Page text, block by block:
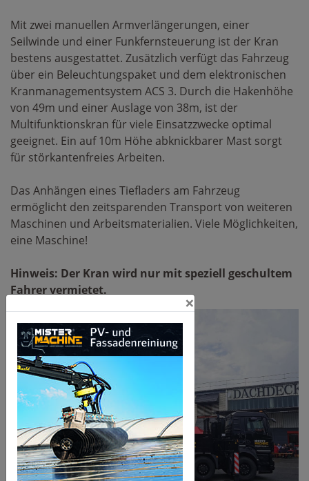
Mit zwei manuellen Armverlängerungen, einer
Seilwinde und einer Funkfernsteuerung ist der Kran
bestens ausgestattet. Zusätzlich verfügt das Fahrzeug
über ein Beleuchtungspaket und dem elektronischen
Kranmanagementsystem ACS 3. Durch die Hakenhöhe
von 49m und einer Auslage von 38m, ist der
Multifunktionskran für viele Einsatzzwecke optimal
geeignet. Ein auf 10m Höhe abknickbarer Mast sorgt
für störkantenfreies Arbeiten.
Das Anhängen eines Tiefladers am Fahrzeug
ermöglicht den zeitsparenden Transport von weiteren
Maschinen und Arbeitsmaterialien. Viele Möglichkeiten,
eine Maschine!
Hinweis: Der Kran wird nur mit speziell geschultem
Fahrer vermietet.
×